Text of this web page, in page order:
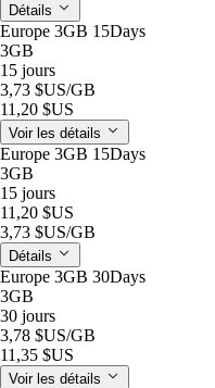
Détails
Europe 3GB 15Days
3GB
15 jours
3,73 $US/GB
11,20 $US
Voir les détails
Europe 3GB 15Days
3GB
15 jours
11,20 $US
3,73 $US/GB
Détails
Europe 3GB 30Days
3GB
30 jours
3,78 $US/GB
11,35 $US
Voir les détails